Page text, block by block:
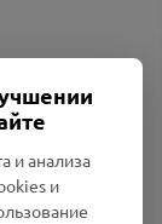
и анализа
и